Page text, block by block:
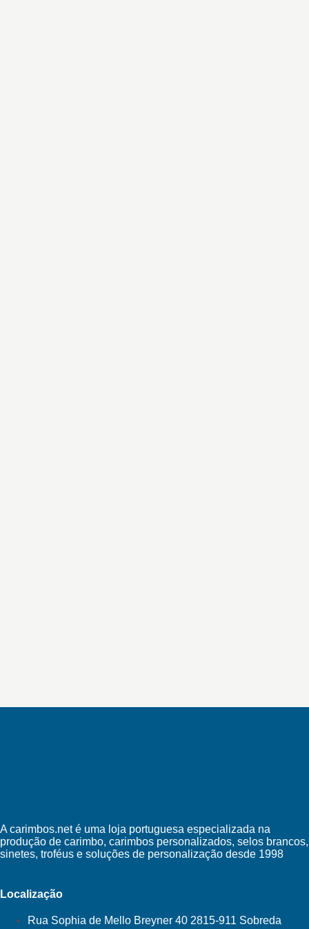
A carimbos.net é uma loja portuguesa especializada na
produção de carimbo, carimbos personalizados, selos brancos,
sinetes, troféus e soluções de personalização desde 1998
Localização
Rua Sophia de Mello Breyner 40 2815-911 Sobreda